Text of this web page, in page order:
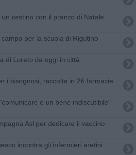
un cestino con il pranzo di Natale
per la scuola di Rigutino
di Loreto da oggi in città
i bisognosi, raccolta in 26 farmacie
è un bene indiscutibile"
Asl per dedicare il vaccino
incontra gli infermieri aretini